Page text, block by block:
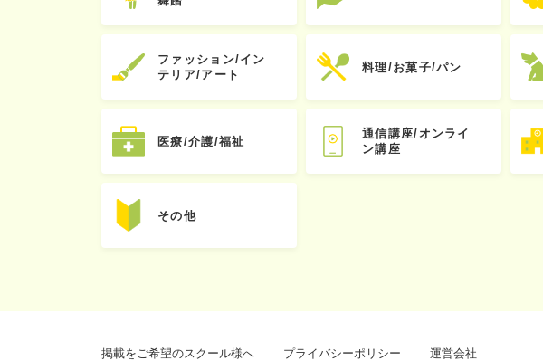
ファッション/イン
テリア/アート
料理/お菓子/パン
医療/介護/福祉
通信講座/オンライ
ン講座
その他
掲載をご希望のスクール様へ プライバシーポリシー 運営会社